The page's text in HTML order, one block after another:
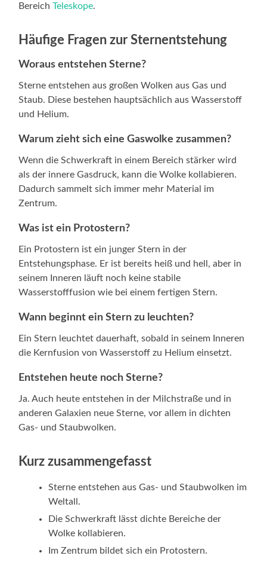
BereichTeleskope.
Häufige Fragen zur Sternentstehung
Woraus entstehen Sterne?
Sterne entstehen aus großen Wolken aus Gas und
Staub. Diese bestehen hauptsächlich aus Wasserstoff
und Helium.
Warum zieht sich eine Gaswolke zusammen?
Wenn die Schwerkraft in einem Bereich stärker wird
als der innere Gasdruck, kann die Wolke kollabieren.
Dadurch sammelt sich immer mehr Material im
Zentrum.
Was ist ein Protostern?
Ein Protostern ist ein junger Stern in der
Entstehungsphase. Er ist bereits heiß und hell, aber in
seinem Inneren läuft noch keine stabile
Wasserstofffusion wie bei einem fertigen Stern.
Wann beginnt ein Stern zu leuchten?
Ein Stern leuchtet dauerhaft, sobald in seinem Inneren
die Kernfusion von Wasserstoff zu Helium einsetzt.
Entstehen heute noch Sterne?
Ja. Auch heute entstehen in der Milchstraße und in
anderen Galaxien neue Sterne, vor allem in dichten
Gas- und Staubwolken.
Kurz zusammengefasst
Sterne entstehen aus Gas- und Staubwolken im
Weltall.
Die Schwerkraft lässt dichte Bereiche der
Wolke kollabieren.
Im Zentrum bildet sich ein Protostern.